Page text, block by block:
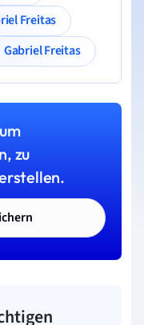
Freitas
Gabriel Freitas
zu